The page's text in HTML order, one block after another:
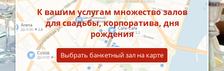
К вашим услугам множество залов
для свадьбы, корпоратива, дня
рождения
Выбрать банкетный зал на карте